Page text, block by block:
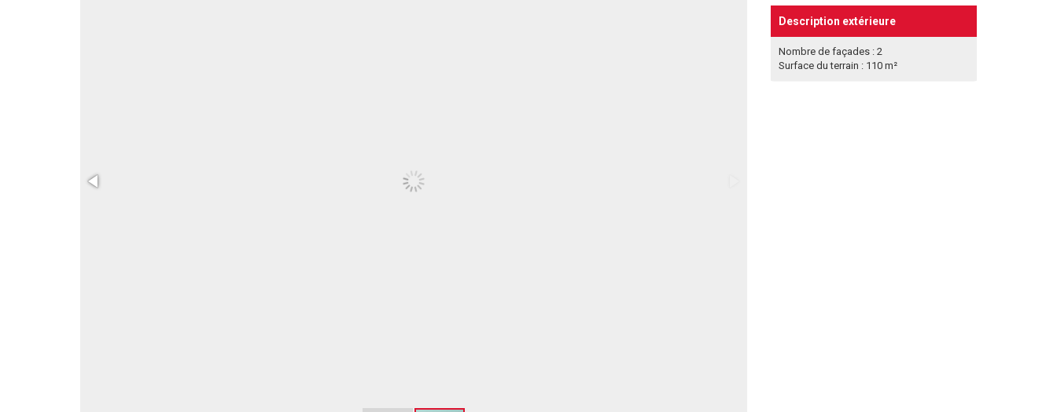
Description extérieure
Nombre de façades : 2
Surface du terrain : 110 m²